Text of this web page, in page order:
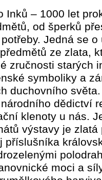
Inků – 1000 let
od šperků
Jedná se
ze zlata,
zručnosti starých
symboliky a
duchovního
dědictví
klenoty u nás.
výstavy je zlatá
příslušníka
moci a